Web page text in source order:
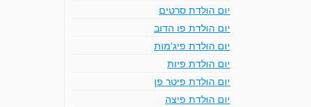
יום הולדת סרטים
יום הולדת פו הדוב
יום הולדת פיג'מות
יום הולדת פיות
יום הולדת פיטר פן
יום הולדת פיצה